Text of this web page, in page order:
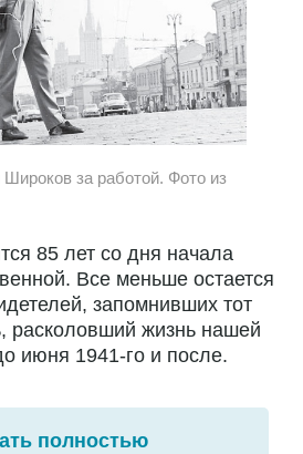
Широков за работой. Фото из
85 лет со дня начала
Все меньше остается
запомнивших тот
расколовший жизнь нашей
июня 1941-го и после.
полностью